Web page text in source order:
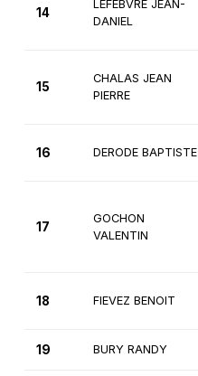
14
LEFEBVRE JEAN-
DANIEL
15
CHALAS JEAN
PIERRE
16 DERODE BAPTISTE
17
GOCHON
VALENTIN
18 FIEVEZ BENOIT
19 BURY RANDY